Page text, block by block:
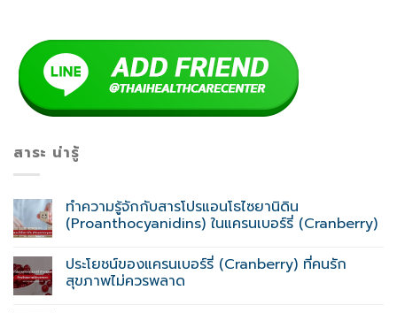
สาระ น่ารู้
ทำความรู้จักกับสารโปรแอนโธไซยานิดิน
(Proanthocyanidins) ในแครนเบอร์รี่ (Cranberry)
ประโยชน์ของแครนเบอร์รี่ (Cranberry) ที่คนรัก
สุขภาพไม่ควรพลาด